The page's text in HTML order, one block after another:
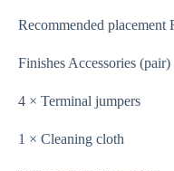
Recommended placement
Finishes Accessories
4 × Terminal jumpers
1 × Cleaning cloth